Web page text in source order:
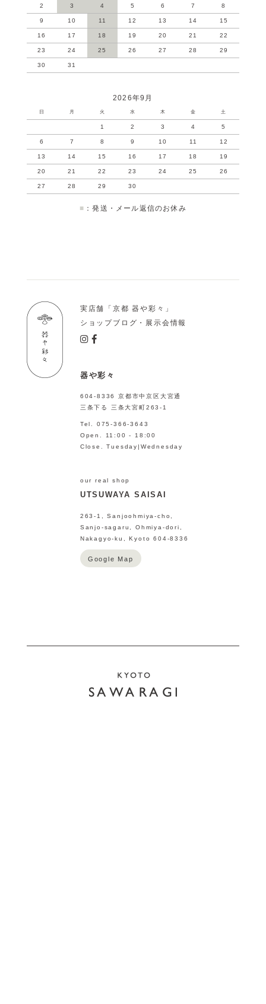
2 3 4 5 6 7 8
9 10 11 12 13 14 15
16 17 18 19 20 21 22
23 24 25 26 27 28 29
30 31
2026年9月
日 月 火 水 木 金 土
1 2 3 4 5
6 7 8 9 10 11 12
13 14 15 16 17 18 19
20 21 22 23 24 25 26
27 28 29 30
■ ：発送・メール返信のお休み
実店舗「京都 器や彩々」
ショップブログ・展示会情報
器や彩々
604-8336 京都市中京区大宮通
三条下る 三条大宮町263-1
Tel. 075-366-3643
Open. 11:00 - 18:00
Close. Tuesday|Wednesday
our real shop
UTSUWAYA SAISAI
263-1, Sanjoohmiya-cho,
Sanjo-sagaru, Ohmiya-dori,
Nakagyo-ku, Kyoto 604-8336
Google Map